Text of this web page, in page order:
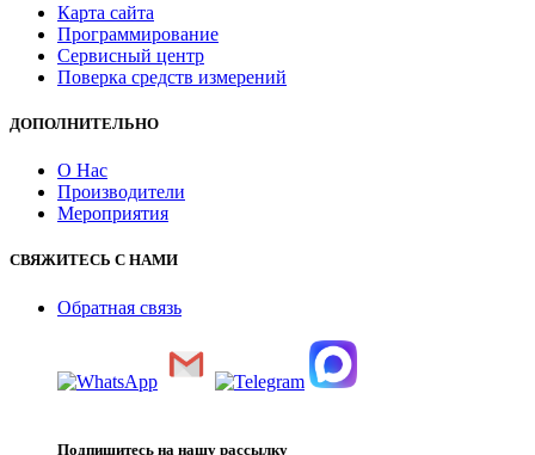
Карта сайта
Программирование
Сервисный центр
Поверка средств измерений
ДОПОЛНИТЕЛЬНО
О Нас
Производители
Мероприятия
СВЯЖИТЕСЬ С НАМИ
Обратная связь
Подпишитесь на нашу рассылку